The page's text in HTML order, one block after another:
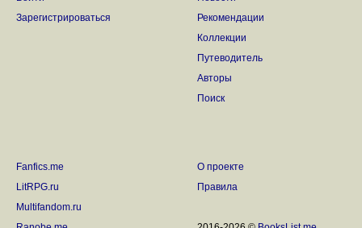
Зарегистрироваться
Рекомендации
Коллекции
Путеводитель
Авторы
Поиск
Fanfics.me
LitRPG.ru
Multifandom.ru
О проекте
Правила